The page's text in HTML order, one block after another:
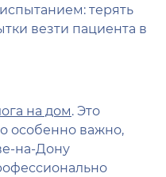
терять
везти пациента в
на дом. Это
особенно важно,
на-Дону